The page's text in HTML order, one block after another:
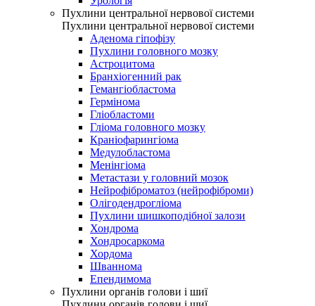
Пухлини центральної нервової системи
Пухлини центральної нервової системи
Аденома гіпофізу
Пухлини головного мозку
Астроцитома
Бранхіогенний рак
Гемангіобластома
Гермінома
Гліобластоми
Гліома головного мозку
Краніофарингіома
Медулобластома
Менінгіома
Метастази у головний мозок
Нейрофіброматоз (нейрофіброми)
Олігодендрогліома
Пухлини шишкоподібної залози
Хондрома
Хондросаркома
Хордома
Шваннома
Епендимома
Пухлини органів голови і шиї